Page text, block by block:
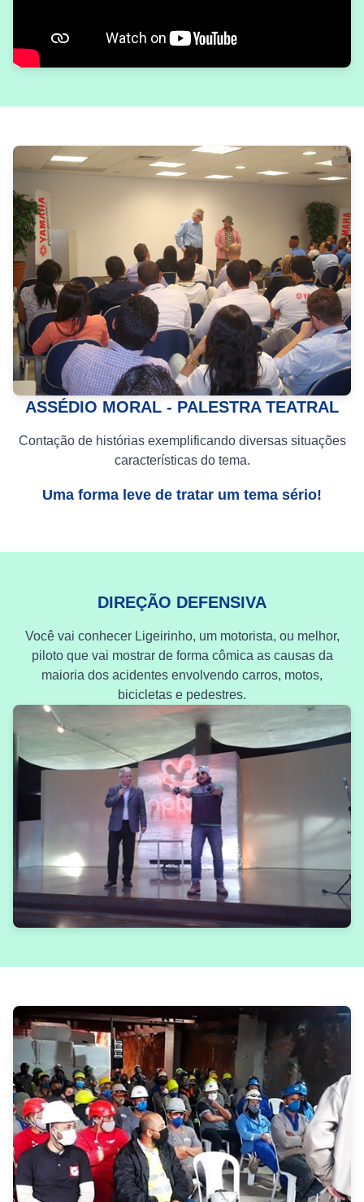
ASSÉDIO MORAL - PALESTRA TEATRAL
Contação de histórias exemplificando diversas situações
características do tema.
Uma forma leve de tratar um tema sério!
DIREÇÃO DEFENSIVA
Você vai conhecer Ligeirinho, um motorista, ou melhor,
piloto que vai mostrar de forma cômica as causas da
maioria dos acidentes envolvendo carros, motos,
bicicletas e pedestres.